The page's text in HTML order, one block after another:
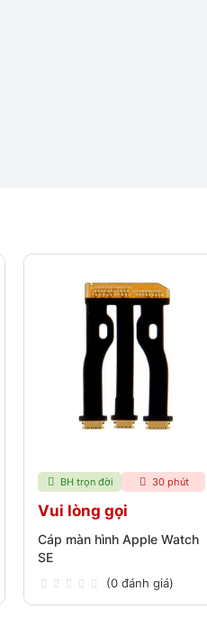
BH trọn đời 30 phút
Vui lòng gọi
Cáp màn hình Apple Watch
SE
(0 đánh giá)